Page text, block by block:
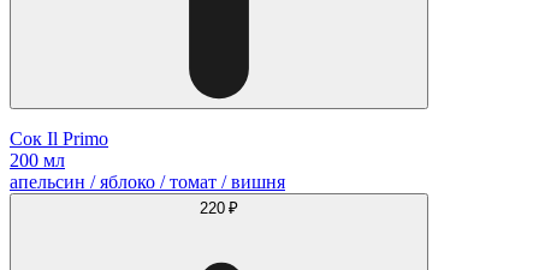
Сок Il Primo
200 мл
апельсин / яблоко / томат / вишня
220 ₽